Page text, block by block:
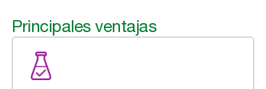
Principales ventajas